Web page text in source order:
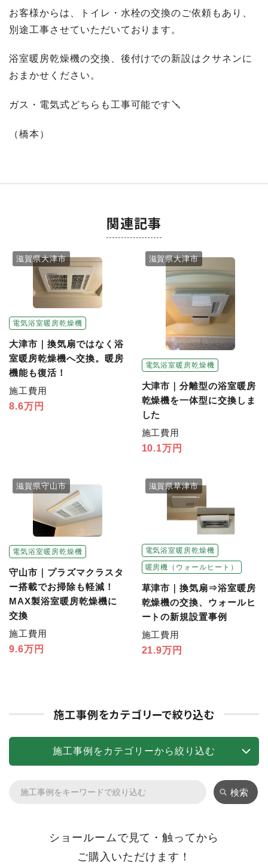
お客様からは、トイレ・水栓の交換のご依頼もあり、
別途工事させていただいております。
浴室暖房乾燥機の交換、後付けでの新設はクサネンに
おまかせください。
ガス・電気式どちらも工事可能です🪛
（橋本）
関連記事
電気浴室暖房乾燥機
滋賀県大津市
大津市｜換気扇ではなく浴
室暖房乾燥機へ交換。暖房
機能も復活！
施工費用
8.6万円
電気浴室暖房乾燥機
滋賀県大津市
大津市｜分離型の浴室暖房
乾燥機を一体型に交換しま
した
施工費用
10.1万円
電気浴室暖房乾燥機
滋賀県守山市
守山市｜プラズマクラスタ
ー搭載でお掃除も軽減！
MAX製浴室暖房乾燥機に
交換
施工費用
9.6万円
電気浴室暖房乾燥機
暖房機（ウォールヒート）
滋賀県草津市
草津市｜換気扇⇒浴室暖房
乾燥機の交換、ウォールヒ
ートの新規設置事例
施工費用
21.9万円
施工事例をカテゴリーで絞り込む
施工事例をカテゴリーから絞り込む
検索
ショールームで見て・触ってから
ご購入いただけます！